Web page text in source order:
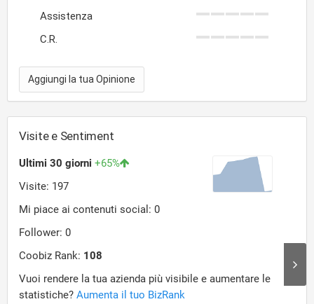
Assistenza
C.R.
Aggiungi la tua Opinione
Visite e Sentiment